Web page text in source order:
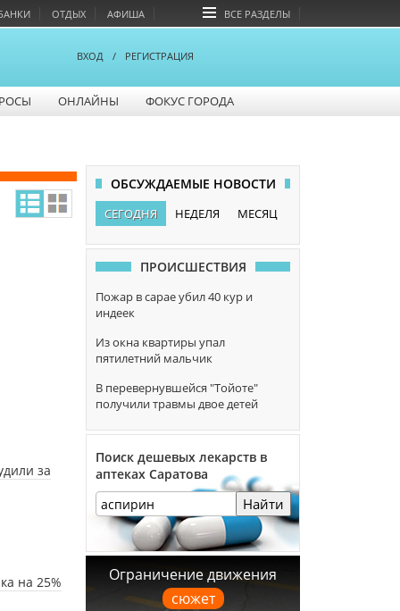
ОТДЫХ АФИША ВСЕ РАЗДЕЛЫ
ВХОД / РЕГИСТРАЦИЯ
ОНЛАЙНЫ ФОКУС ГОРОДА
за
на 25%
ОБСУЖДАЕМЫЕ НОВОСТИ
СЕГОДНЯ НЕДЕЛЯ МЕСЯЦ
ПРОИСШЕСТВИЯ
Пожар в сарае убил 40 кур и
индеек
Из окна квартиры упал
пятилетний мальчик
В перевернувшейся "Тойоте"
получили травмы двое детей
Поиск дешевых лекарств в
аптеках Саратова
Найти
Ограничение движения
сюжет